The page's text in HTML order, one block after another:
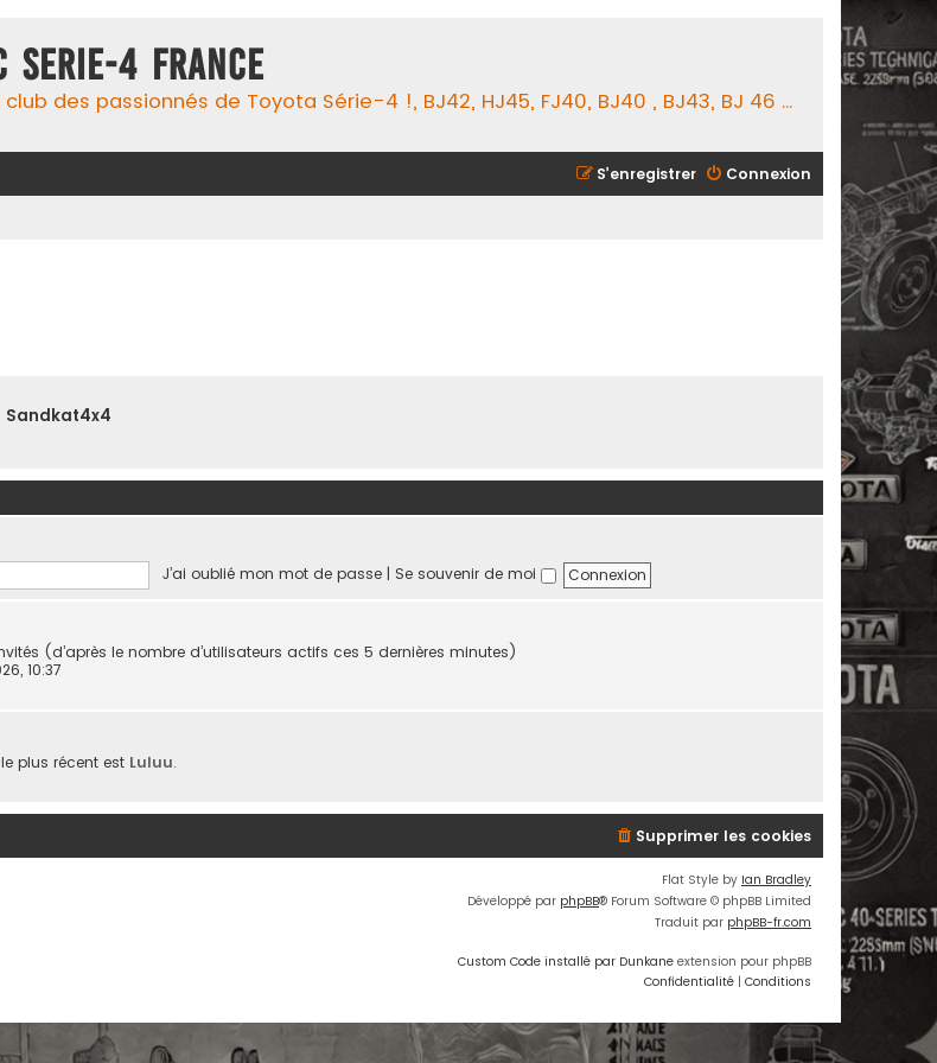
SERIE-4 FRANCE
des passionnés de Toyota Série-4 !, BJ42, HJ45, FJ40, BJ40 , BJ43, BJ 46 ...
Connexion
S’enregistrer
Sandkat4x4
J’ai oublié mon mot de passe | Se souvenir de moi
(d’après le nombre d’utilisateurs actifs ces 5 dernières minutes)
10:37
plus récent est Luluu.
Supprimer les cookies
Flat Style by Ian Bradley
Développé par phpBB® Forum Software © phpBB Limited
Traduit par phpBB-fr.com
Custom Code installé par Dunkane extension pour phpBB
Confidentialité | Conditions